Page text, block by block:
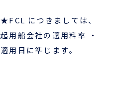
★FCL につきましては、
起用船会社の適用料率 ・
適用日に準じます。